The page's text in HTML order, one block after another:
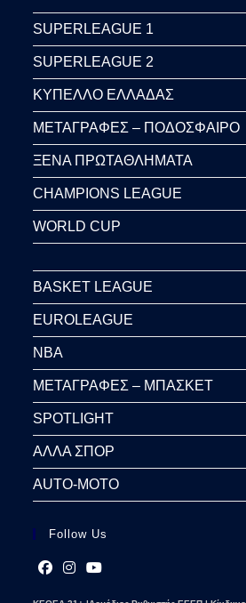
SUPERLEAGUE 1
SUPERLEAGUE 2
ΚΥΠΕΛΛΟ ΕΛΛΑΔΑΣ
ΜΕΤΑΓΡΑΦΕΣ – ΠΟΔΟΣΦΑΙΡΟ
ΞΕΝΑ ΠΡΩΤΑΘΛΗΜΑΤΑ
CHAMPIONS LEAGUE
WORLD CUP
BASKET LEAGUE
EUROLEAGUE
NBA
ΜΕΤΑΓΡΑΦΕΣ – ΜΠΑΣΚΕΤ
SPOTLIGHT
ΑΛΛΑ ΣΠΟΡ
AUTO-MOTO
Follow Us